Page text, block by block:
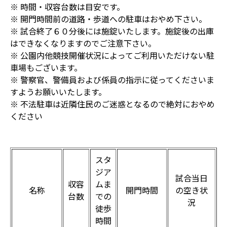
※ 時間・収容台数は目安です。
※ 開門時間前の道路・歩道への駐車はおやめ下さい。
※ 試合終了６０分後には施錠いたします。施錠後の出庫
はできなくなりますのでご注意下さい。
※ 公園内他競技開催状況によってご利用いただけない駐
車場もございます。
※ 警察官、警備員および係員の指示に従ってくださいま
すようお願いいたします。
※ 不法駐車は近隣住民のご迷惑となるので絶対におやめ
ください
名称
収容
台数
スタ
ジア
ムま
での
徒歩
時間
開門時間
試合当日
の空き状
況